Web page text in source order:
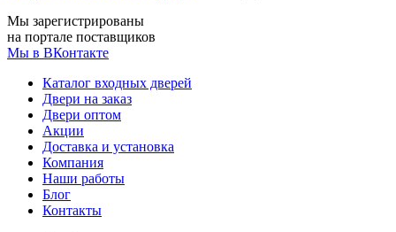
Мы зарегистрированы
на портале поставщиков
Мы в ВКонтакте
Каталог входных дверей
Двери на заказ
Двери оптом
Акции
Доставка и установка
Компания
Наши работы
Блог
Контакты